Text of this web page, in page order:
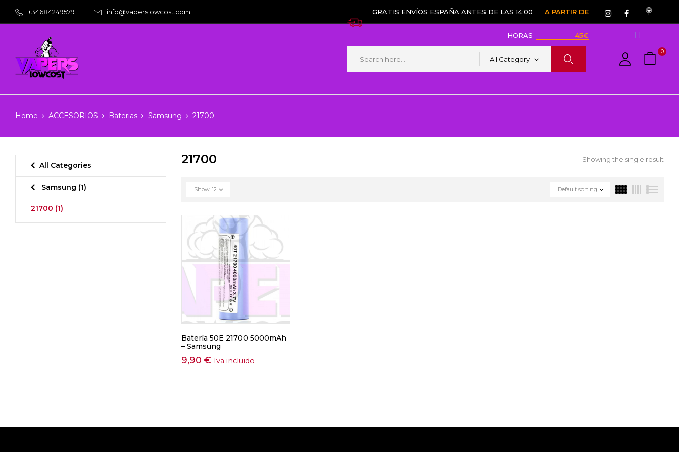
+34684249579 info@vaperslowcost.com GRATIS ENVÍOS ESPAÑA ANTES DE LAS 14:00
HORAS
A PARTIR DE
45€
All Category
0
Home ACCESORIOS Baterias Samsung 21700
All Categories
Samsung (1)
21700 (1)
21700 Showing the single result
Default sorting
Show 12
Batería 50E 21700 5000mAh
– Samsung
9,90 € Iva incluido